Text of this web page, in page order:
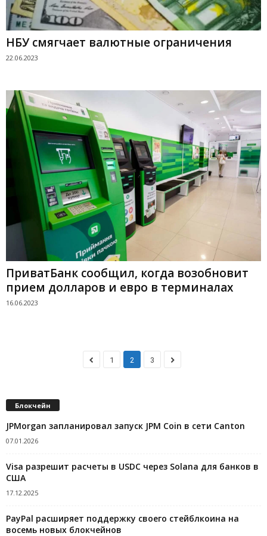
НБУ смягчает валютные ограничения
22.06.2023
ПриватБанк сообщил, когда возобновит
прием долларов и евро в терминалах
16.06.2023
1 2 3
Блокчейн
JPMorgan запланировал запуск JPM Coin в сети Canton
07.01.2026
Visa разрешит расчеты в USDC через Solana для банков в
США
17.12.2025
PayPal расширяет поддержку своего стейблкоина на
восемь новых блокчейнов